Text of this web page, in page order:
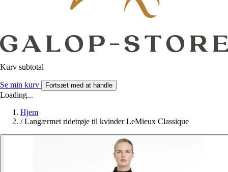
Kurv subtotal
Se min kurv Fortsæt med at handle
Loading...
Hjem
/ Langærmet ridetrøje til kvinder LeMieux Classique